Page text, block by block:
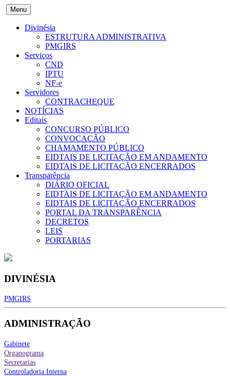
Menu
Divinésia
ESTRUTURA ADMINISTRATIVA
PMGIRS
Serviços
CND
IPTU
NF-e
Servidores
CONTRACHEQUE
NOTÍCIAS
Editais
CONCURSO PÚBLICO
CONVOCAÇÃO
CHAMAMENTO PÚBLICO
EIDTAIS DE LICITAÇÃO EM ANDAMENTO
EIDTAIS DE LICITAÇÃO ENCERRADOS
Transparência
DIÁRIO OFICIAL
EIDTAIS DE LICITAÇÃO EM ANDAMENTO
EIDTAIS DE LICITAÇÃO ENCERRADOS
PORTAL DA TRANSPARÊNCIA
DECRETOS
LEIS
PORTARIAS
DIVINÉSIA
PMGIRS
ADMINISTRAÇÃO
Gabinete
Organograma
Secretarias
Controladoria Interna